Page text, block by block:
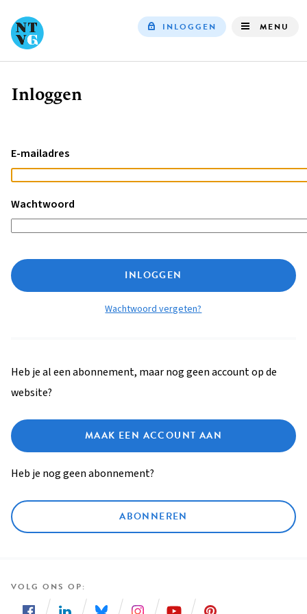
INLOGGEN MENU
Kruimelpad
Inloggen
E-mailadres
Wachtwoord
INLOGGEN
Wachtwoord vergeten?
Heb je al een abonnement, maar nog geen account op de
website?
MAAK EEN ACCOUNT AAN
Heb je nog geen abonnement?
ABONNEREN
VOLG ONS OP